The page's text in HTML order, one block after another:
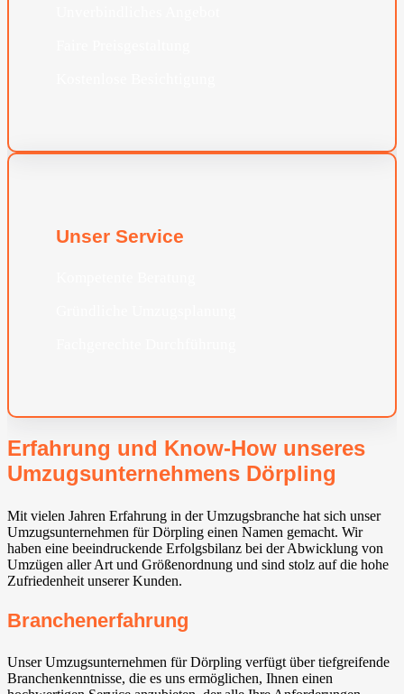
Unser Service
Erfahrung und Know-How unseres
Umzugsunternehmens Dörpling
Mit vielen Jahren Erfahrung in der Umzugsbranche hat sich unser
Umzugsunternehmen für Dörpling einen Namen gemacht. Wir
haben eine beeindruckende Erfolgsbilanz bei der Abwicklung von
Umzügen aller Art und Größenordnung und sind stolz auf die hohe
Zufriedenheit unserer Kunden.
Branchenerfahrung
Unser Umzugsunternehmen für Dörpling verfügt über tiefgreifende
Branchenkenntnisse, die es uns ermöglichen, Ihnen einen